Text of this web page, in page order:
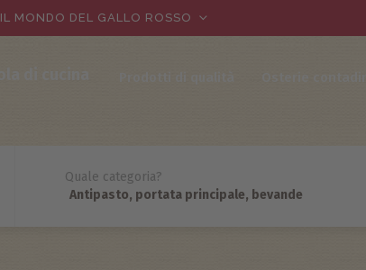
IL MONDO DEL GALLO ROSSO
Quale categoria?
Antipasto, portata principale, bevande